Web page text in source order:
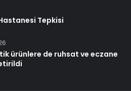
Tepkisi
ürünlere de ruhsat ve eczane